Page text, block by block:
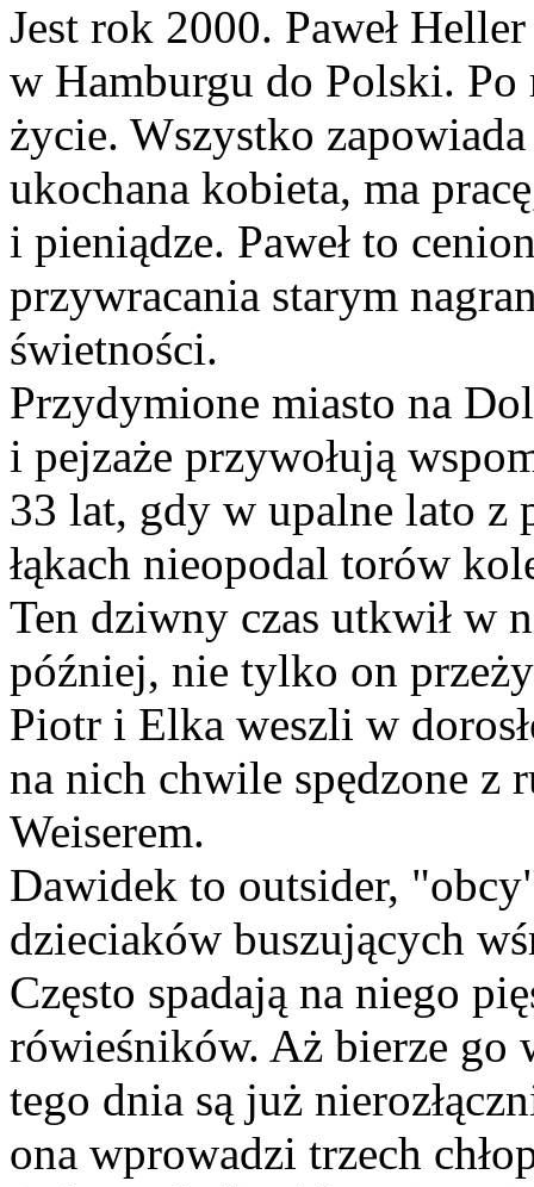
Jest rok 2000. Paweł
w Hamburgu do Polski.
życie. Wszystko
ukochana kobieta, ma
i pieniądze. Paweł to
przywracania starym
świetności.
Przydymione miasto na
i pejzaże przywołują
33 lat, gdy w upalne lato z
łąkach nieopodal torów
Ten dziwny czas utkwił w
później, nie tylko on
Piotr i Elka weszli w
na nich chwile spędzone z
Weiserem.
Dawidek to outsider,
dzieciaków buszujących
Często spadają na niego
rówieśników. Aż bierze go
tego dnia są już
ona wprowadzi trzech